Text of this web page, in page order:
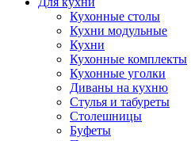
Кухонные столы
Кухни модульные
Кухни
Кухонные комплекты
Кухонные уголки
Диваны на кухню
Стулья и табуреты
Столешницы
Буфеты